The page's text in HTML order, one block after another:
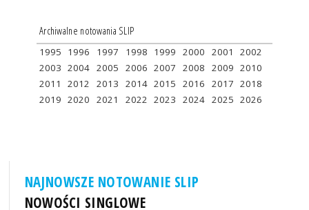
Archiwalne notowania SLIP
1995 1996 1997 1998 1999 2000 2001
2002
2003 2004 2005 2006 2007 2008 2009 2010
2011
2012 2013 2014 2015 2016 2017 2018
2019 2020 2021 2022 2023 2024 2025 2026
NAJNOWSZE NOTOWANIE SLIP
NOWOŚCI SINGLOWE